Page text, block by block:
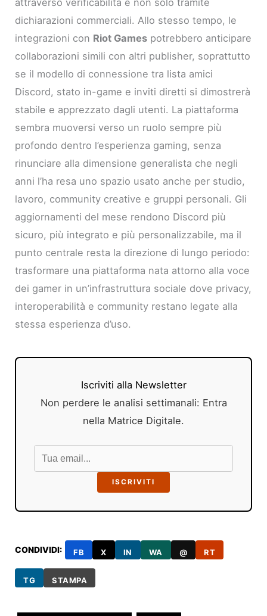
dichiarazioni commerciali. Allo stesso tempo, le
integrazioni con Riot Games potrebbero anticipare
collaborazioni simili con altri publisher, soprattutto
se il modello di connessione tra lista amici
Discord, stato in-game e inviti diretti si dimostrerà
stabile e apprezzato dagli utenti. La piattaforma
sembra muoversi verso un ruolo sempre più
profondo dentro l’esperienza gaming, senza
rinunciare alla dimensione generalista che negli
anni l’ha resa uno spazio usato anche per studio,
lavoro, community creative e gruppi personali. Gli
aggiornamenti del mese rendono Discord più
sicuro, più integrato e più personalizzabile, ma il
punto centrale resta la direzione di lungo periodo:
trasformare una piattaforma nata attorno alla voce
dei gamer in un’infrastruttura sociale dove privacy,
interoperabilità e community restano legate alla
stessa esperienza d’uso.
Iscriviti alla Newsletter
Non perdere le analisi settimanali: Entra
nella Matrice Digitale.
ISCRIVITI
CONDIVIDI: FB X IN WA @ RT
TG STAMPA